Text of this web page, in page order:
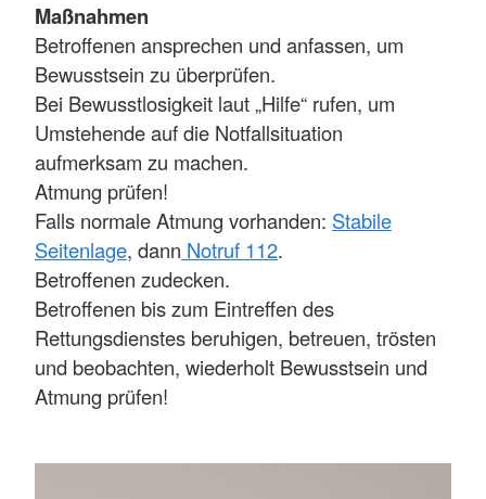
Maßnahmen
Betroffenen ansprechen und anfassen, um
Bewusstsein zu überprüfen.
Bei Bewusstlosigkeit laut „Hilfe“ rufen, um
Umstehende auf die Notfallsituation
aufmerksam zu machen.
Atmung prüfen!
Falls normale Atmung vorhanden: Stabile
Seitenlage, dann Notruf 112.
Betroffenen zudecken.
Betroffenen bis zum Eintreffen des
Rettungsdienstes beruhigen, betreuen, trösten
und beobachten, wiederholt Bewusstsein und
Atmung prüfen!